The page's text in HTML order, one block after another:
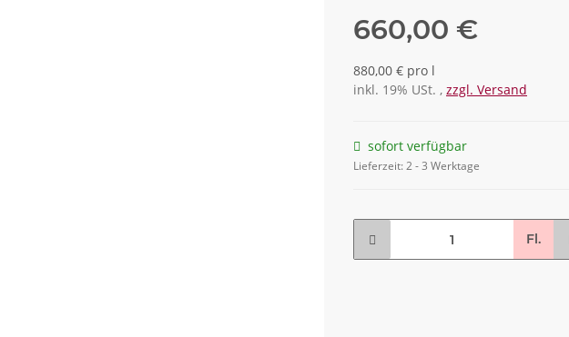
660,00 €
880,00 € pro l
inkl. 19% USt. , zzgl. Versand
sofort verfügbar
Lieferzeit:2 - 3 Werktage
Fl.